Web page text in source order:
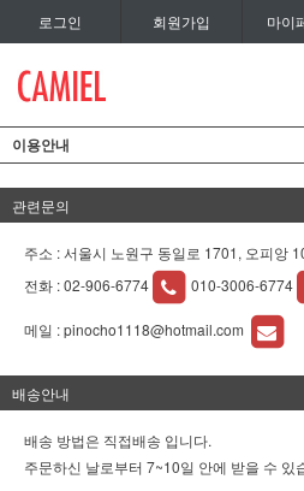
로그인 회원가입 마이
이용안내
관련문의
주소 : 서울시 노원구 동일로 1701, 오피앙
전화 :02-906-6774 010-3006-6774
메일 :pinocho1118@hotmail.com
배송안내
배송 방법은 직접배송 입니다.
주문하신 날로부터 7~10일 안에 받을 수 있